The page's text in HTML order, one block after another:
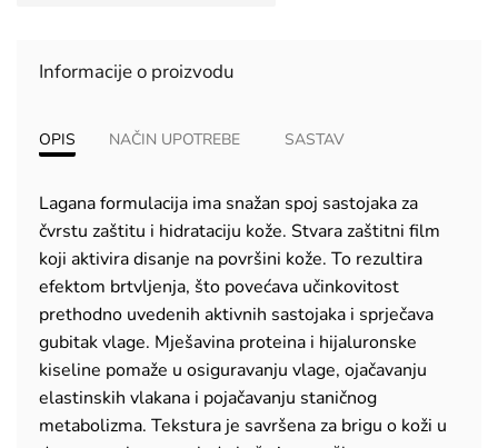
Informacije o proizvodu
OPIS NAČIN UPOTREBE SASTAV
Lagana formulacija ima snažan spoj sastojaka za
čvrstu zaštitu i hidrataciju kože. Stvara zaštitni film
koji aktivira disanje na površini kože. To rezultira
efektom brtvljenja, što povećava učinkovitost
prethodno uvedenih aktivnih sastojaka i sprječava
gubitak vlage. Mješavina proteina i hijaluronske
kiseline pomaže u osiguravanju vlage, ojačavanju
elastinskih vlakana i pojačavanju staničnog
metabolizma. Tekstura je savršena za brigu o koži u